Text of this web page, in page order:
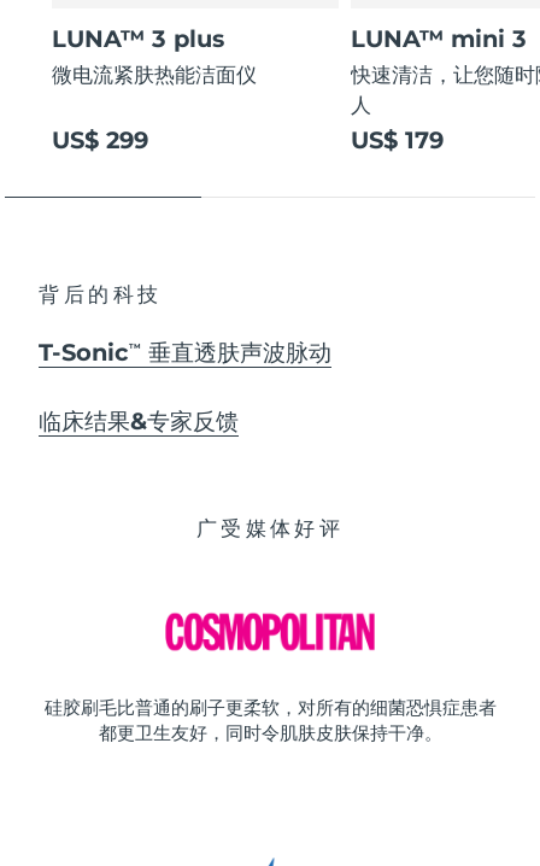
LUNA™ 3 plus
微电流紧肤热能洁面仪
US$ 299
LUNA™ mini 3
快速清洁，让您随
人
US$ 179
背后的科技
T-SonicTM 垂直透肤声波脉动
临床结果&专家反馈
广受媒体好评
硅胶刷毛比普通的刷子更柔软，对所有的细菌恐惧症患者
都更卫生友好，同时令肌肤皮肤保持干净。